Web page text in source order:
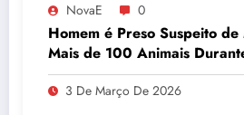
NovaE 0
Homem é Preso Suspeito
Mais de 100 Animais
3 De Março De 2026